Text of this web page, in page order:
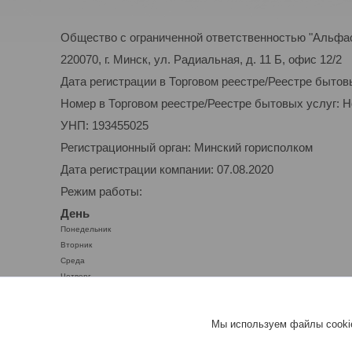
Общество с ограниченной ответственностью
220070, г. Минск, ул. Радиальная, д. 11 Б, офис 12/2
Дата регистрации в Торговом реестре/Реестре
Номер в Торговом реестре/Реестре бытовых услуг:
УНП: 193455025
Регистрационный орган: Минский горисполком
Дата регистрации компании: 07.08.2020
Режим работы:
День
Понедельник
Вторник
Среда
Четверг
Мы используем файлы